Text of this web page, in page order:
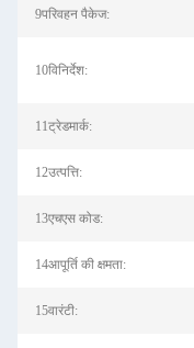
9परिवहन पैकेज:
10विनिर्देश:
11ट्रेडमार्क:
12उत्पत्ति:
13एचएस कोड:
14आपूर्ति की क्षमता:
15वारंटी: